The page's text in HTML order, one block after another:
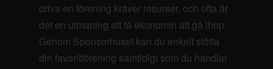
driva en förening kräver resurser, och ofta är
det en utmaning att få ekonomin att gå ihop.
Genom Sponsorhuset kan du enkelt stötta
din favoritförening samtidigt som du handlar